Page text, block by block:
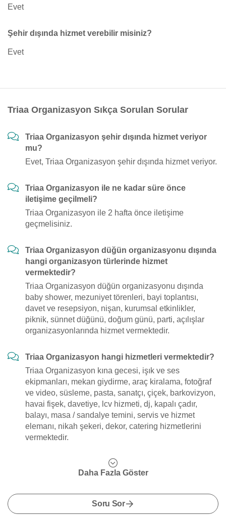
Evet
Şehir dışında hizmet verebilir misiniz?
Evet
Triaa Organizasyon Sıkça Sorulan Sorular
Triaa Organizasyon şehir dışında hizmet veriyor
mu?
Evet, Triaa Organizasyon şehir dışında hizmet veriyor.
Triaa Organizasyon ile ne kadar süre önce
iletişime geçilmeli?
Triaa Organizasyon ile 2 hafta önce iletişime
geçmelisiniz.
Triaa Organizasyon düğün organizasyonu dışında
hangi organizasyon türlerinde hizmet
vermektedir?
Triaa Organizasyon düğün organizasyonu dışında
baby shower, mezuniyet törenleri, bayi toplantısı,
davet ve resepsiyon, nişan, kurumsal etkinlikler,
piknik, sünnet düğünü, doğum günü, parti, açılışlar
organizasyonlarında hizmet vermektedir.
Triaa Organizasyon hangi hizmetleri vermektedir?
Triaa Organizasyon kına gecesi, işık ve ses
ekipmanları, mekan giydirme, araç kiralama, fotoğraf
ve video, süsleme, pasta, sanatçı, çiçek, barkovizyon,
havai fişek, davetiye, lcv hizmeti, dj, kapalı çadır,
balayı, masa / sandalye temini, servis ve hizmet
elemanı, nikah şekeri, dekor, catering hizmetlerini
vermektedir.
Daha Fazla Göster
Soru Sor